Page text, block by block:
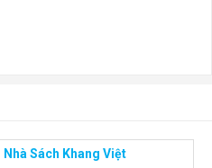
Nhà Sách Khang Việt